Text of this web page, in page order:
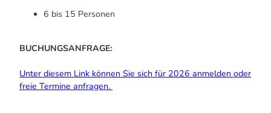
6 bis 15 Personen
BUCHUNGSANFRAGE:
Unter diesem Link können Sie sich für 2026 anmelden oder
freie Termine anfragen.